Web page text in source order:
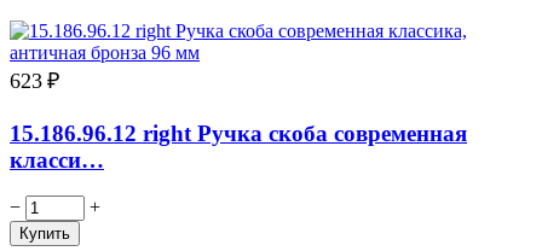
623 ₽
15.186.96.12 right Ручка скоба современная
класси…
− +